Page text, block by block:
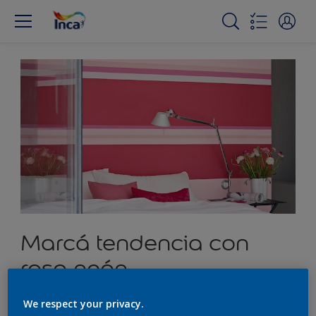
Marcá tendencia con
rosa neón
We respect your privacy.